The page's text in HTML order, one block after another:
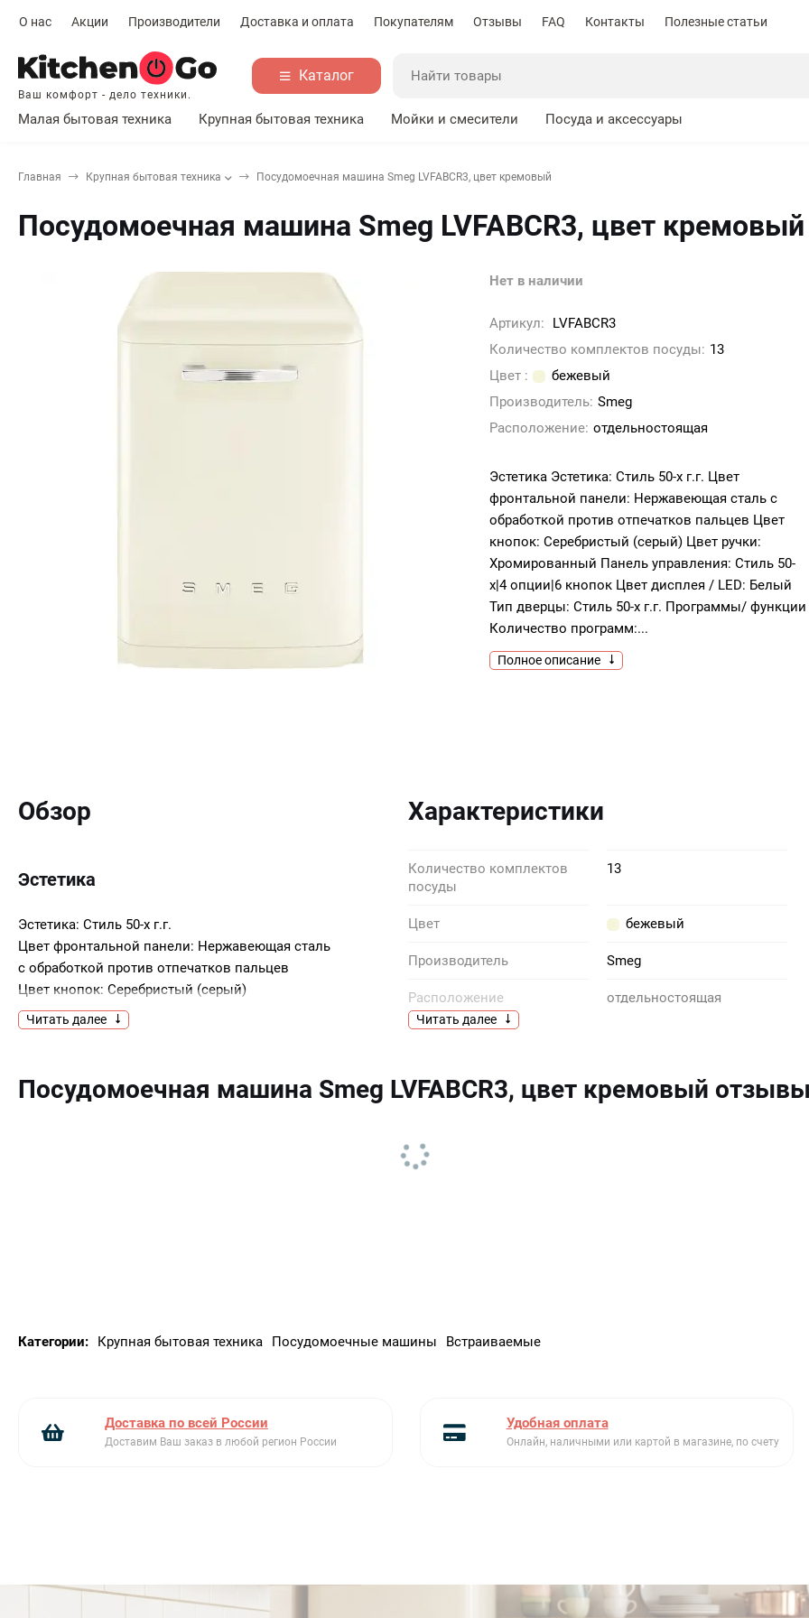
О нас Акции Производители Доставка и оплата Покупателям Отзывы FAQ Контакты Полезные статьи
Ваш комфорт - дело техники.
Каталог
Малая бытовая техника Крупная бытовая техника Мойки и смесители Посуда и аксессуары
Главная Крупная бытовая техника Посудомоечная машина Smeg LVFABCR3, цвет кремовый
Посудомоечная машина Smeg LVFABCR3, цвет кремовый
Нет в наличии
Артикул:
LVFABCR3
Количество комплектов посуды: 13
Цвет :
бежевый
Производитель: Smeg
Расположение: отдельностоящая
Эстетика Эстетика: Стиль 50-х г.г. Цвет
фронтальной панели: Нержавеющая сталь с
обработкой против отпечатков пальцев Цвет
кнопок: Серебристый (серый) Цвет ручки:
Хромированный Панель управления: Стиль 50-
х|4 опции|6 кнопок Цвет дисплея / LED: Белый
Тип дверцы: Стиль 50-х г.г. Программы/ функции
Количество программ:...
Полное описание
Обзор
Эстетика
Эстетика: Стиль 50-х г.г.
Цвет фронтальной панели: Нержавеющая сталь
с обработкой против отпечатков пальцев
Цвет кнопок: Серебристый (серый)
Цвет ручки: Хромированный
Панель управления: Стиль 50-х|4 опции|6
Цвет дисплея / LED: Белый
Тип дверцы: Стиль 50-х г.г.
Хрусталь: Да
Авто 45-65: Да
Смешанное: Да
Опция Dry Assist+: Да
Читать далее
Характеристики
Количество комплектов
посуды
13
Цвет бежевый
Производитель Smeg
Расположение отдельностоящая
Читать далее
Посудомоечная машина Smeg LVFABCR3, цвет кремовый отзывы
Категории: Крупная бытовая техника Посудомоечные машины Встраиваемые
Доставка по всей России
Доставим Ваш заказ в любой регион России
Удобная оплата
Онлайн, наличными или картой в магазине, по счету